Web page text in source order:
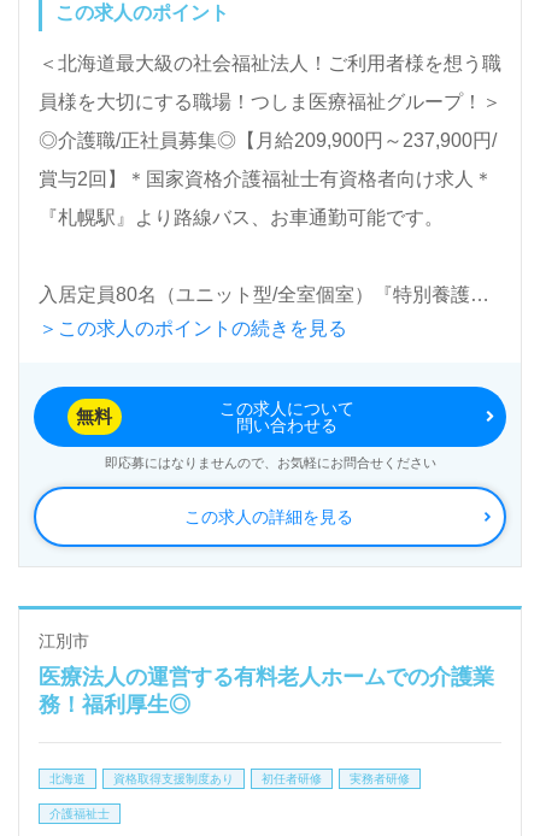
転職活動！お問い合わせお待ちしております。
この求人のポイント
＜北海道最大級の社会福祉法人！ご利用者様を想う職
員様を大切にする職場！つしま医療福祉グループ！＞
◎介護職/正社員募集◎【月給209,900円～237,900円/
賞与2回】＊国家資格介護福祉士有資格者向け求人＊
『札幌駅』より路線バス、お車通勤可能です。
入居定員80名（ユニット型/全室個室）『特別養護老
人ホームノテきくすいの里』つしま医療福祉グルー
様の運営です。北海道を中心に特別養護老人ホーム、
訪問介護、訪問リハビリ、デイサービス、通所リハビ
リ、介護老人保健施設、介護付き有料老人ホーム、小
規模多機能型居宅介護、グループホーム、看護小規模
多機能型居宅介護、障がい者支援、居宅介護支援事業
を展開されています。
◎1階は地域共有スペース！ご利用者様、地域に暮ら
す高齢者様や介護に関わる方の『介護拠点』としての
看護助手や介護職経験のある方をお迎えします。特別
＞この求人のポイントの続きを見る
この求人の詳細を見る
無料
この求人について
問い合わせる
即応募にはなりませんので、お気軽にお問合せください
江別市
医療法人の運営する有料老人ホームでの介護業
務！福利厚生◎
北海道 資格取得支援制度あり 初任者研修 実務者研修
介護福祉士